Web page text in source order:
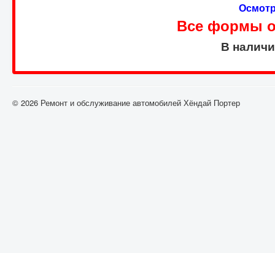
Все формы
В
© 2026 Ремонт и обслуживание автомобилей Хёндай Портер